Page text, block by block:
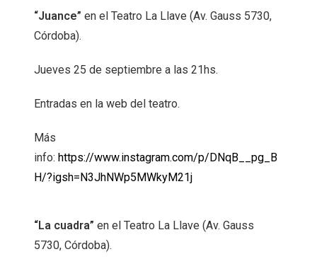
“Juance” en el Teatro La Llave (Av. Gauss 5730,
Córdoba).
Jueves 25 de septiembre a las 21hs.
Entradas en la web del teatro.
Más
info: https://www.instagram.com/p/DNqB__pg_B
H/?igsh=N3JhNWp5MWkyM21j
“La cuadra” en el Teatro La Llave (Av. Gauss
5730, Córdoba).